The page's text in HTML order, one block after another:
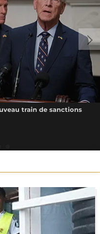
train de sanctions